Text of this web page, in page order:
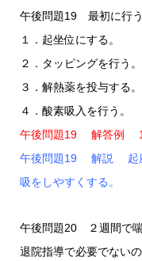
午後問題19 最初に行う
１．起坐位にする。
２．タッピングを行う。
３．解熱薬を投与する。
４．酸素吸入を行う。
午後問題19 解答例 1
午後問題19 解説 起座
吸をしやすくする。
午後問題20 ２週間で喘
退院指導で必要でないの